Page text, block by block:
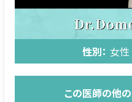
性別： 女性
この医師の他